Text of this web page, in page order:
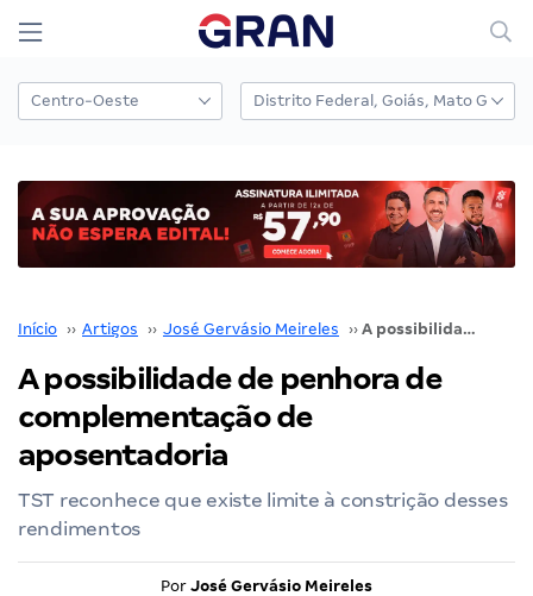
Início ›› Artigos ›› José Gervásio Meireles ›› A possibilidade de penhora de complementação de aposentadoria
A possibilidade de penhora de
complementação de
aposentadoria
TST reconhece que existe limite à constrição desses
rendimentos
Por José Gervásio Meireles